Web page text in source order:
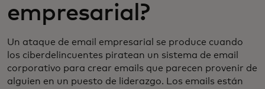
empresarial?
Un ataque de email empresarial se produce cuando
los ciberdelincuentes piratean un sistema de email
corporativo para crear emails que parecen provenir de
alguien en un puesto de liderazgo. Los emails están